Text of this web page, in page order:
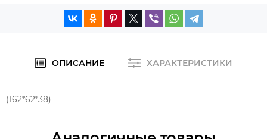
ОПИСАНИЕ ХАРАКТЕРИСТИКИ
(162*62*38)